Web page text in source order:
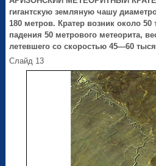
гигантскую земляную чашу
180 метров. Кратер возник около 50
падения 50 метрового метеорита,
летевшего со скоростью 45—60
Слайд 13